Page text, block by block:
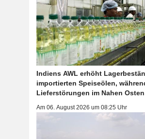
Indiens AWL erhöht
importierten Speiseölen,
Lieferstörungen im Nahen
Am 06. August 2026 um 08:25 Uhr